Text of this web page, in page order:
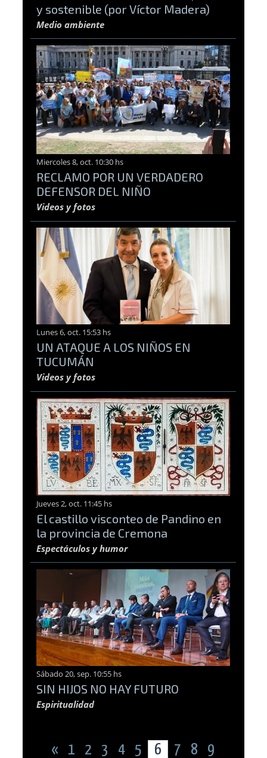
y sostenible (por Víctor Madera)
Medio ambiente
Miercoles 8, oct. 10:30 hs
RECLAMO POR UN VERDADERO
DEFENSOR DEL NIÑO
Videos y fotos
Lunes 6, oct. 15:53 hs
UN ATAQUE A LOS NIÑOS EN
TUCUMÁN
Videos y fotos
Jueves 2, oct. 11:45 hs
El castillo visconteo de Pandino en
la provincia de Cremona
Espectáculos y humor
Sábado 20, sep. 10:55 hs
SIN HIJOS NO HAY FUTURO
Espiritualidad
« 1 2 3 4 5 6 7 8 9